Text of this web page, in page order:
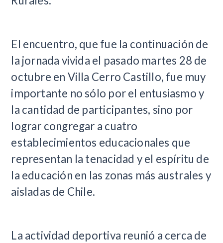
El encuentro, que fue la continuación de
la jornada vivida el pasado martes 28 de
octubre en Villa Cerro Castillo, fue muy
importante no sólo por el entusiasmo y
la cantidad de participantes, sino por
lograr congregar a cuatro
establecimientos educacionales que
representan la tenacidad y el espíritu de
la educación en las zonas más australes y
aisladas de Chile.
La actividad deportiva reunió a cerca de